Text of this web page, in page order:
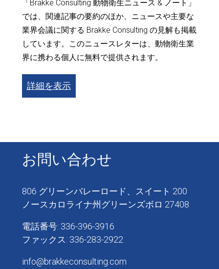
「Brakke Consulting 動物衛生ニュース & ノート」
では、関連記事の要約のほか、ニュースや主要な
業界会議に関する Brakke Consulting の見解も掲載
しています。このニュースレターは、動物衛生業
界に携わる個人に無料で提供されます。
詳細を表示
お問い合わせ
806 グリーンバレーロード、スイート 200
ノースカロライナ州グリーンズボロ 27408
電話番号: 336-396-3916
ファックス: 336-283-2922
info@brakkeconsulting.com